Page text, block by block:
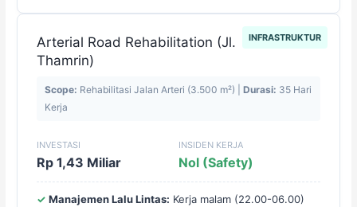
INFRASTRUKTUR
Arterial Road Rehabilitation (Jl.
Thamrin)
Scope: Rehabilitasi Jalan Arteri (3.500 m²) |Durasi: 35 Hari
Kerja
INVESTASI
Rp 1,43 Miliar
INSIDEN KERJA
Nol (Safety)
Manajemen Lalu Lintas: Kerja malam (22.00-06.00)